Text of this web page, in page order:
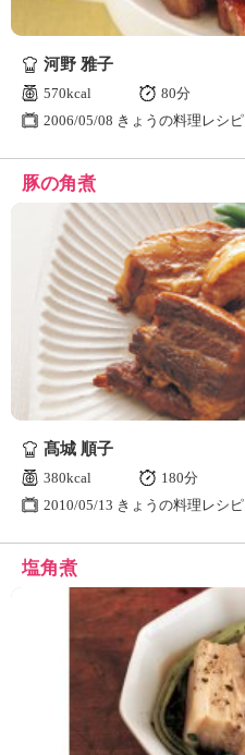
河野 雅子
570kcal
80分
2006/05/08 きょうの料理レシピ
豚の角煮
髙城 順子
380kcal
180分
2010/05/13 きょうの料理レシピ
塩角煮